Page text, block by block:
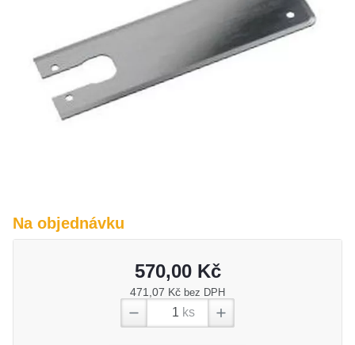
O nás
Kamenná prodejna
Na objednávku
570,00 Kč
471,07 Kč bez DPH
ks